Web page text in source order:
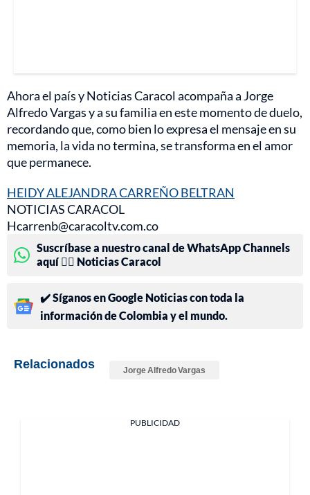
Ahora el país y Noticias Caracol acompaña a Jorge
Alfredo Vargas y a su familia en este momento de duelo,
recordando que, como bien lo expresa el mensaje en su
memoria, la vida no termina, se transforma en el amor
que permanece.
HEIDY ALEJANDRA CARREÑO BELTRAN
NOTICIAS CARACOL
Hcarrenb@caracoltv.com.co
Suscríbase a nuestro canal de WhatsApp Channels
aquí 👉🏻 Noticias Caracol
✔️ Síganos en Google Noticias con toda la
información de Colombia y el mundo.
Relacionados Jorge Alfredo Vargas
PUBLICIDAD